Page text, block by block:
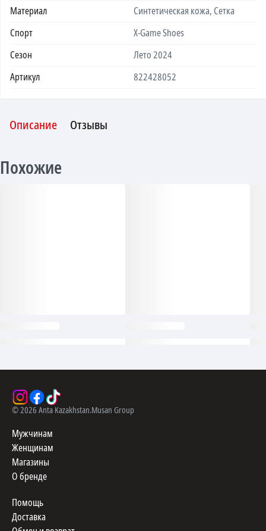
Материал
Синтетическая кожа, Сетка
Спорт
X-Game Shoes
Сезон
Лето 2024
Артикул
822428052
Описание Отзывы
Похожие
©2026 Anta Kazakhstan.Musan Group
Мужчинам
Женщинам
Магазины
О бренде
Помощь
Доставка